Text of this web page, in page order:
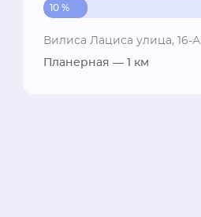
10 %
Вилиса Лациса улица, 16-А
Планерная — 1 км